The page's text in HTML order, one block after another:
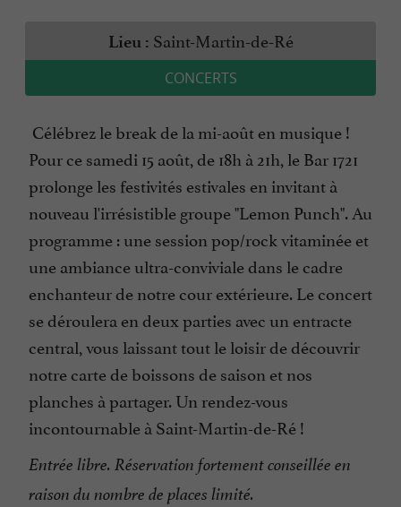
Lieu : Saint-Martin-de-Ré
CONCERTS
Célébrez le break de la mi-août en musique !
Pour ce samedi 15 août, de 18h à 21h, le Bar 1721
prolonge les festivités estivales en invitant à
nouveau l'irrésistible groupe "Lemon Punch". Au
programme : une session pop/rock vitaminée et
une ambiance ultra-conviviale dans le cadre
enchanteur de notre cour extérieure. Le concert
se déroulera en deux parties avec un entracte
central, vous laissant tout le loisir de découvrir
notre carte de boissons de saison et nos
planches à partager. Un rendez-vous
incontournable à Saint-Martin-de-Ré !
Entrée libre. Réservation fortement conseillée en
raison du nombre de places limité.